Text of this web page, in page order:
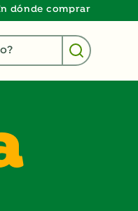
dónde comprar